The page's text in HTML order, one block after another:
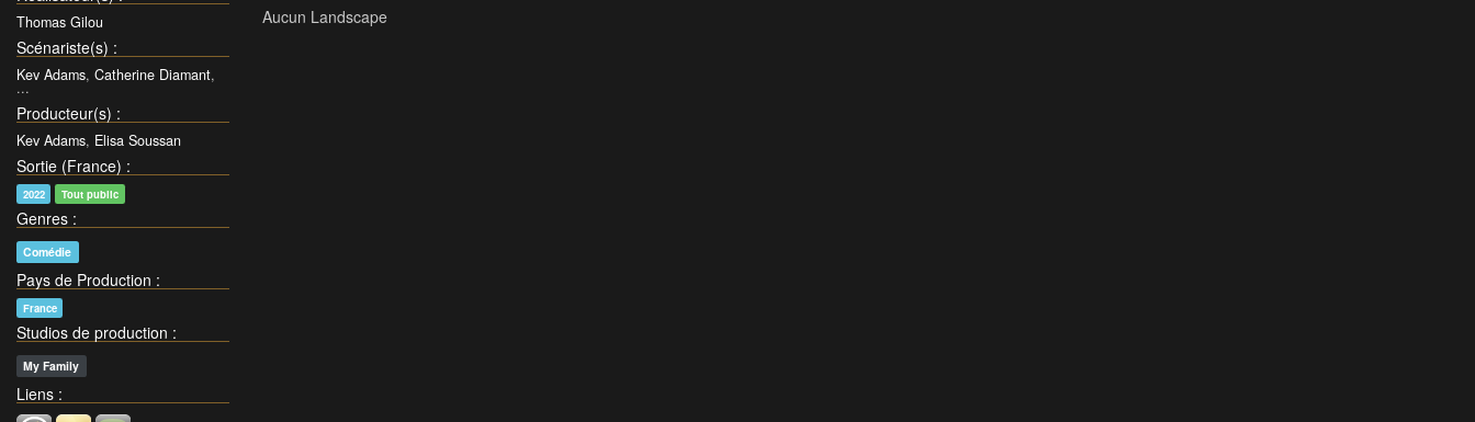
Thomas Gilou
Scénariste(s) :
Kev Adams, Catherine Diamant,
...
Producteur(s) :
Kev Adams, Elisa Soussan
Sortie (France) :
2022 Tout public
Genres :
Comédie
Pays de Production :
France
Studios de production :
My Family
Liens :
Aucun Landscape